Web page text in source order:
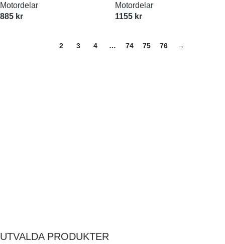
Motordelar
885 kr
Motordelar
1155 kr
2 3 4 … 74 75 76 →
UTVALDA PRODUKTER